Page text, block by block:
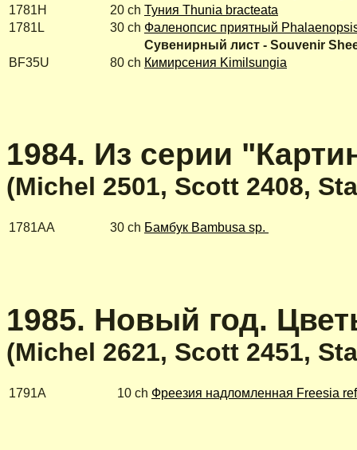
1781H
20 ch Туния Thunia bracteata
1781L
30 ch Фаленопсис приятный
Сувенирный лист - Souvenir
BF35U
80 ch Кимирсения Kimilsungia
1984. Из серии
(Michel 2501, Scott 2408,
1781AA 30 ch Бамбук Bambusa sp.
1985. Новый год.
(Michel 2621, Scott 2451,
1791A 10 ch Фреезия надломленная Freesia